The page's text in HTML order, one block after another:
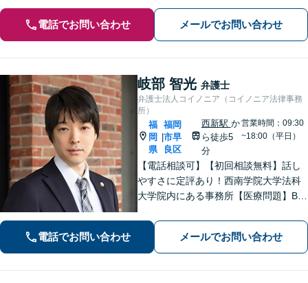
電話でお問い合わせ メールでお問い合わせ
岐部 智光 弁護士
弁護士法人コイノニア（コイノニア法律事務
所）
福
岡
県
|
福岡
市早
良区
西新駅 か
ら徒歩5
分
営業時間：09:30
~18:00（平日）
【電話相談可】【初回相談無料】話し
やすさに定評あり！西南学院大学法科
大学院内にある事務所【医療問題】B型
理の解決実績100件以上【刑事事件】粘
り強い交渉。迅速に接見します【当
日・夜間面談可】【完全個室】【西新
駅5分】
電話でお問い合わせ メールでお問い合わせ